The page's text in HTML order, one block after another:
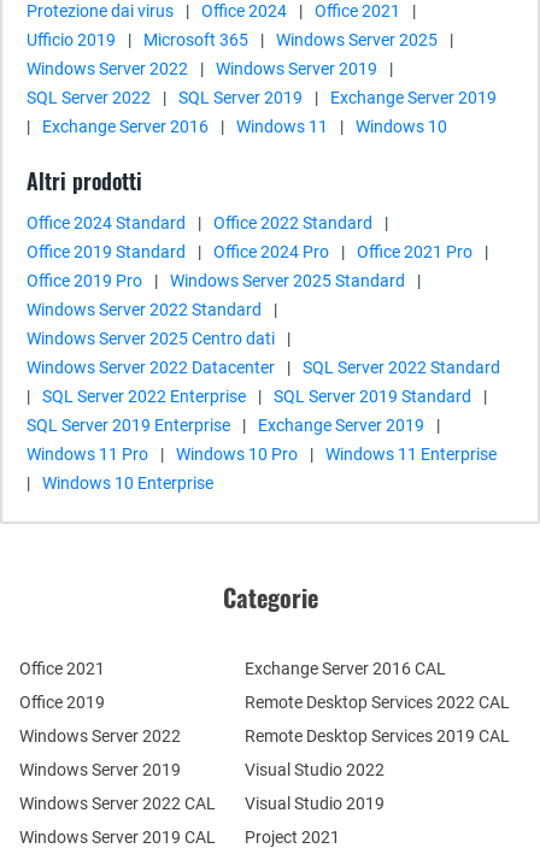
Protezione dai virus
| Office 2024 | Office 2021
|
Ufficio 2019
| Microsoft 365 | Windows Server 2025
|
Windows Server 2022
| Windows Server 2019
|
SQL Server 2022
| SQL Server 2019 |
Exchange Server 2019
|
Exchange Server 2016 | Windows 11 | Windows 10
Altri prodotti
Office 2024 Standard | Office 2022 Standard
|
Office 2019 Standard
| Office 2024 Pro | Office 2021 Pro
|
Office 2019 Pro
| Windows Server 2025 Standard
|
Windows Server 2022 Standard
|
Windows Server 2025 Centro dati
|
Windows Server 2022 Datacenter
|
SQL Server 2022 Standard
|
SQL Server 2022 Enterprise | SQL Server 2019 Standard
|
SQL Server 2019 Enterprise
| Exchange Server 2019
|
Windows 11 Pro
| Windows 10 Pro |
Windows 11 Enterprise
|
Windows 10 Enterprise
Categorie
Office 2021
Office 2019
Windows Server 2022
Windows Server 2019
Windows Server 2022 CAL
Windows Server 2019 CAL
Remote Desktop Services 2022 CAL
Remote Desktop Services 2019 CAL
Exchange Server 2016 CAL
Visual Studio 2022
Visual Studio 2019
Project 2021